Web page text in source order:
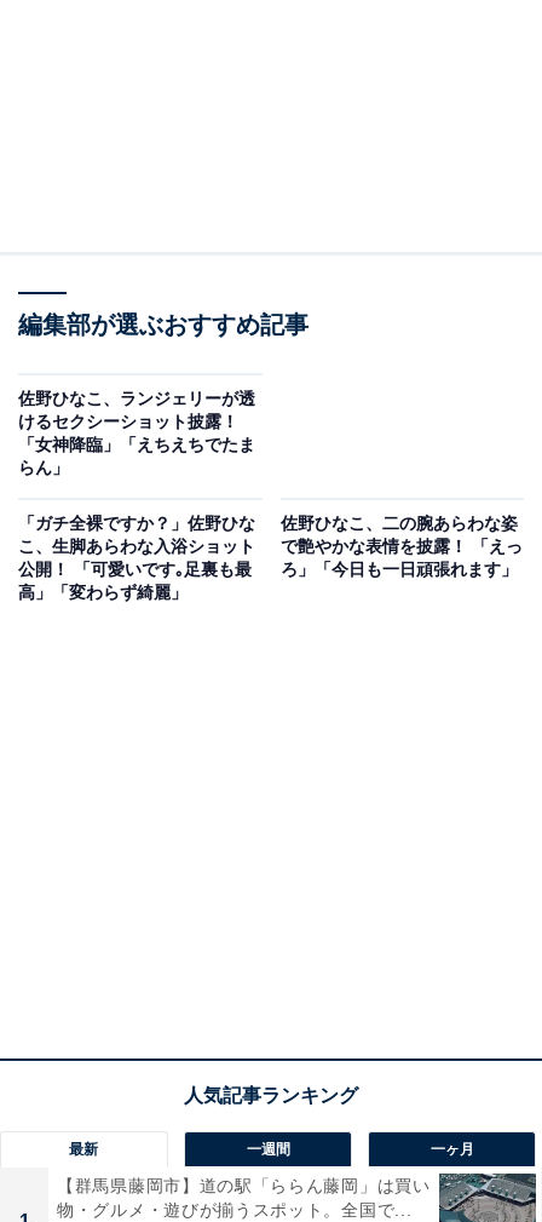
編集部が選ぶおすすめ記事
佐野ひなこ、ランジェリーが透
けるセクシーショット披露！
「女神降臨」「えちえちでたま
らん」
「ガチ全裸ですか？」佐野ひな
こ、生脚あらわな入浴ショット
公開！ 「可愛いです｡足裏も最
高」「変わらず綺麗」
佐野ひなこ、二の腕あらわな姿
で艶やかな表情を披露！ 「えっ
ろ」「今日も一日頑張れます」
最新 一週間 一ヶ月
【群馬県藤岡市】道の駅「ららん藤岡」は買い
物・グルメ・遊びが揃うスポット。全国で...